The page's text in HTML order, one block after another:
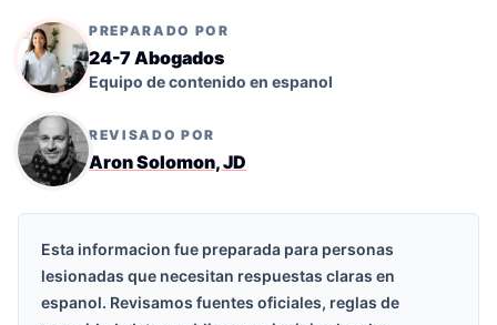
PREPARADO POR
24-7 Abogados
Equipo de contenido en espanol
REVISADO POR
Aron Solomon, JD
Esta informacion fue preparada para personas
lesionadas que necesitan respuestas claras en
espanol. Revisamos fuentes oficiales, reglas de